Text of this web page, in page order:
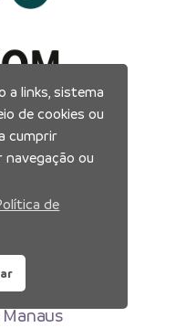
de Manaus
a links, sistema
de cookies ou
cumprir
navegação ou
de